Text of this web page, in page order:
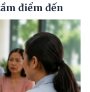
điểm đến